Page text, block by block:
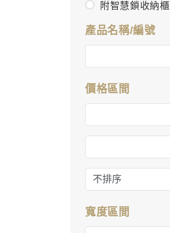
附智慧鎖收納櫃
產品名稱/編號
價格區間
寬度區間